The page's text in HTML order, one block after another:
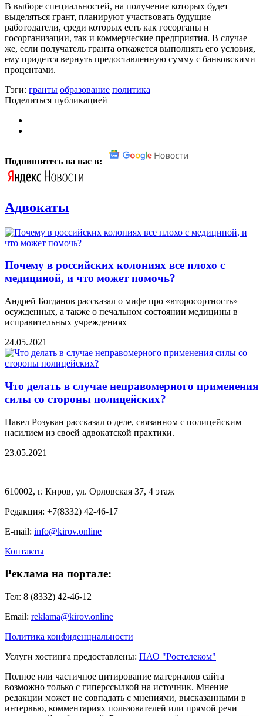
В выборе специальностей, на получение которых будет
выделяться грант, планируют участвовать будущие
работодатели, среди которых есть как госорганы и
госорганизации, так и коммерческие предприятия. В случае
же, если получатель гранта откажется выполнять его условия,
ему придется вернуть предоставленную сумму с банковскими
процентами.
Тэги: гранты образование политика
Поделиться публикацией
Подпишитесь на нас в:
Адвокаты
Почему в российских колониях все плохо с
медициной, и что может помочь?
Андрей Богданов рассказал о мифе про «второсортность»
осужденных, а также о печальном состоянии медицины в
исправительных учреждениях
24.05.2021
Что делать в случае неправомерного применения
силы со стороны полицейских?
Павел Розуван рассказал о деле, связанном с полицейским
насилием из своей адвокатской практики.
23.05.2021
610002, г. Киров, ул. Орловская 37, 4 этаж
Редакция: +7(8332) 42-46-17
E-mail: info@kirov.online
Контакты
Реклама на портале:
Тел: 8 (8332) 42-46-12
Email: reklama@kirov.online
Политика конфиденциальности
Услуги хостинга предоставлены: ПАО "Ростелеком"
Полное или частичное цитирование материалов сайта
возможно только с гиперссылкой на источник. Мнение
редакции может не совпадать с мнениями, высказанными в
интервью, комментариях пользователей или прямой речи